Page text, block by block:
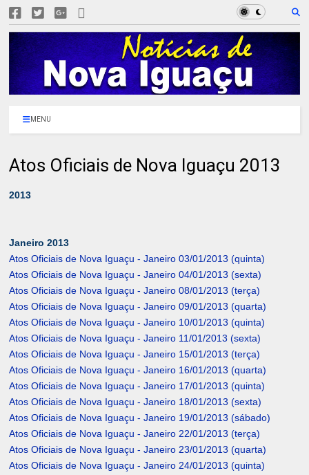
MENU
Atos Oficiais de Nova Iguaçu 2013
2013
Janeiro 2013
Atos Oficiais de Nova Iguaçu - Janeiro 03/01/2013 (quinta)
Atos Oficiais de Nova Iguaçu - Janeiro 04/01/2013 (sexta)
Atos Oficiais de Nova Iguaçu - Janeiro 08/01/2013 (terça)
Atos Oficiais de Nova Iguaçu - Janeiro 09/01/2013 (quarta)
Atos Oficiais de Nova Iguaçu - Janeiro 10/01/2013 (quinta)
Atos Oficiais de Nova Iguaçu - Janeiro 11/01/2013 (sexta)
Atos Oficiais de Nova Iguaçu - Janeiro 15/01/2013 (terça)
Atos Oficiais de Nova Iguaçu - Janeiro 16/01/2013 (quarta)
Atos Oficiais de Nova Iguaçu - Janeiro 17/01/2013 (quinta)
Atos Oficiais de Nova Iguaçu - Janeiro 18/01/2013 (sexta)
Atos Oficiais de Nova Iguaçu - Janeiro 19/01/2013 (sábado)
Atos Oficiais de Nova Iguaçu - Janeiro 22/01/2013 (terça)
Atos Oficiais de Nova Iguaçu - Janeiro 23/01/2013 (quarta)
Atos Oficiais de Nova Iguaçu - Janeiro 24/01/2013 (quinta)